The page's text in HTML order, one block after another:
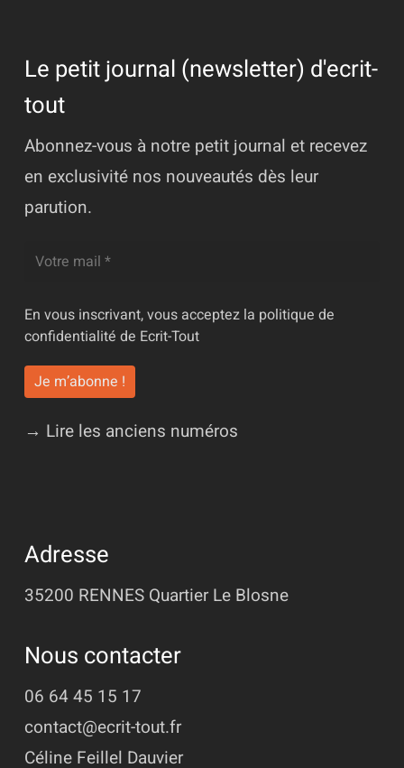
Le petit journal (newsletter) d'ecrit-
tout
Abonnez-vous à notre petit journal et recevez
en exclusivité nos nouveautés dès leur
parution.
En vous inscrivant, vous acceptez la politique de
confidentialité de Ecrit-Tout
→ Lire les anciens numéros
Adresse
35200 RENNES Quartier Le Blosne
Nous contacter
06 64 45 15 17
contact@ecrit-tout.fr
Céline Feillel Dauvier